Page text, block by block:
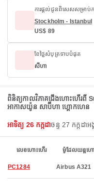
ការផ្តល់ជូនពិសេសសម្រាប់ក
Stockholm - Istanbul
US$ 89
ខែថ្លៃសំបុត្រទាបបំផុត
សីហា
ពិនិត្យកាលវិភាគជើងហោះហើរ
អាកាសយ៉ូន សាប៊ីហា ហ្គោកហេន
អាទិត្យ 26 កក្កដាចន្ទ 27 កក្កដាអ
លេខហោះហើរ ម៉ូដែលយន្តហ
PC1284 Airbus A321